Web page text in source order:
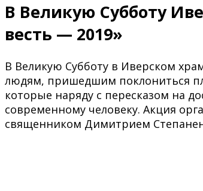
В Великую Субботу
весть — 2019»
В Великую Субботу в Иверском
людям, пришедшим поклониться
которые наряду с пересказом на
современному человеку. Акция
священником Димитрием